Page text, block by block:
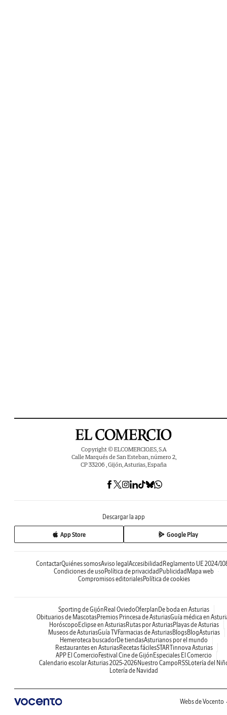
Copyright © ELCOMERCIO.ES, S.A
Calle Marqués de San Esteban, número 2,
CP 33206 , Gijón, Asturias, España
Descargar la app
App Store Google Play
ContactarQuiénes somosAviso legal Accesibilidad Reglamento UE 2024/
Condiciones de uso Política de privacidad Publicidad Mapa web
Compromisos editorialesPolítica de cookies
Sporting de Gijón Real OviedoOferplan De boda en Asturias
Obituarios de MascotasPremios Princesa de AsturiasGuía médica en
Horóscopo Eclipse en AsturiasRutas por AsturiasPlayas de Asturias
Museos de AsturiasGuía TVFarmacias de AsturiasBlogsBlogAsturias
Hemeroteca buscadorDe tiendasAsturianos por el mundo
Restaurantes en AsturiasRecetas fácilesSTARTinnova Asturias
APP El Comercio Festival Cine de Gijón Especiales El Comercio
Calendario escolar Asturias 2025-2026Nuestro Campo RSSLotería del
Lotería de Navidad
Webs de Vocento